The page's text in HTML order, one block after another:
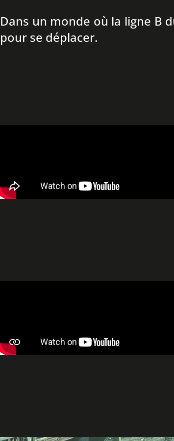
Dans un monde où la ligne B
pour se déplacer.